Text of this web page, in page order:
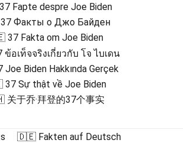
Fapte despre Joe Biden
Факты о Джо Байден
Fakta om Joe Biden
อเท็จจริงเกี่ยวกับ โจ ไบเดน
Biden Hakkında Gerçek
Sự thật về Joe Biden
于乔·拜登的37个事实
🇩🇪 Fakten auf Deutsch